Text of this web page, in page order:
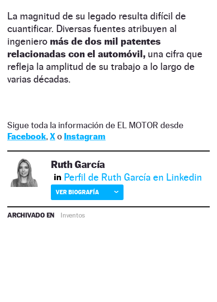
La magnitud de su legado resulta difícil de
cuantificar. Diversas fuentes atribuyen al
ingeniero más de dos mil patentes
relacionadas con el automóvil, una cifra que
refleja la amplitud de su trabajo a lo largo de
varias décadas.
Sigue toda la información de EL MOTOR desde
Facebook, Xo Instagram
Ruth García
Perfil de Ruth García en Linkedin
VER BIOGRAFÍA
ARCHIVADO EN Inventos